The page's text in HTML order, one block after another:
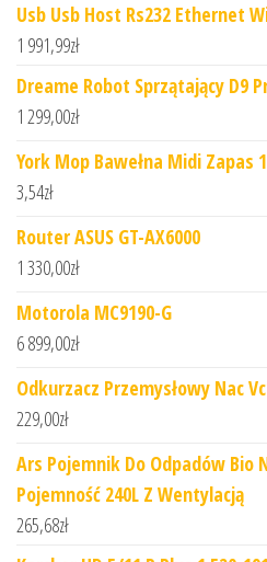
Usb Usb Host Rs232 Ethernet
1 991,99zł
Dreame Robot Sprzątający D9
1 299,00zł
York Mop Bawełna Midi Zapas
3,54zł
Router ASUS GT-AX6000
1 330,00zł
Motorola MC9190-G
6 899,00zł
Odkurzacz Przemysłowy Nac
229,00zł
Ars Pojemnik Do Odpadów Bio
Pojemność 240L Z Wentylacją
265,68zł